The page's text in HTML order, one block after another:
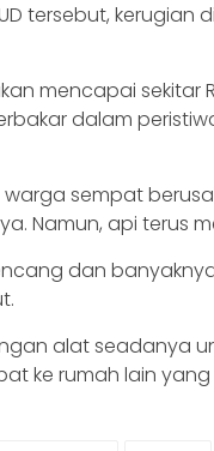
tersebut, kerugian
mencapai sekitar
dalam
warga sempat
Namun, api terus
dan
alat seadanya
ke rumah lain